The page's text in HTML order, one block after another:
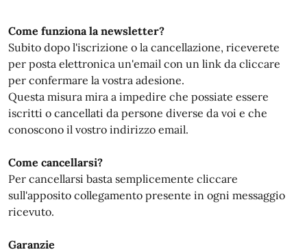
Come funziona la newsletter?
Subito dopo l'iscrizione o la cancellazione, riceverete
per posta elettronica un'email con un link da cliccare
per confermare la vostra adesione.
Questa misura mira a impedire che possiate essere
iscritti o cancellati da persone diverse da voi e che
conoscono il vostro indirizzo email.
Come cancellarsi?
Per cancellarsi basta semplicemente cliccare
sull'apposito collegamento presente in ogni messaggio
ricevuto.
Garanzie